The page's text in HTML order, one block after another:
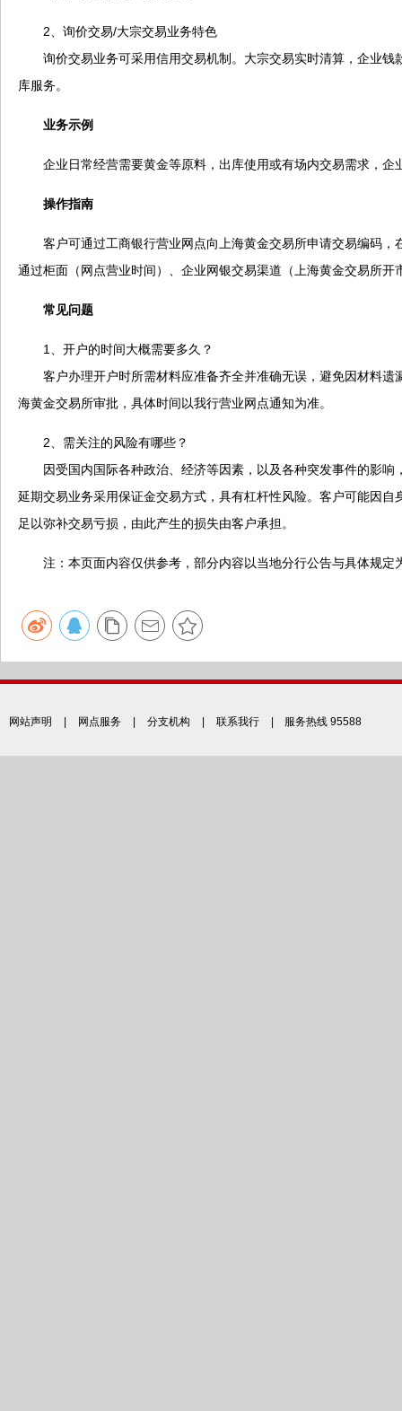
2、询价交易/大宗交易业务特色
询价交易业务可采用信用交易机制。大宗交易实时清算，企业钱
库服务。
业务示例
企业日常经营需要黄金等原料，出库使用或有场内交易需求，企
操作指南
客户可通过工商银行营业网点向上海黄金交易所申请交易编码，
通过柜面（网点营业时间）、企业网银交易渠道（上海黄金交易所开
常见问题
1、开户的时间大概需要多久？
客户办理开户时所需材料应准备齐全并准确无误，避免因材料遗
海黄金交易所审批，具体时间以我行营业网点通知为准。
2、需关注的风险有哪些？
因受国内国际各种政治、经济等因素，以及各种突发事件的影响
延期交易业务采用保证金交易方式，具有杠杆性风险。客户可能因
足以弥补交易亏损，由此产生的损失由客户承担。
注：本页面内容仅供参考，部分内容以当地分行公告与具体规定
网站声明 网点服务 分支机构 联系我行 | 服务热线 95588